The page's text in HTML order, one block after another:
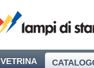
VETRINA